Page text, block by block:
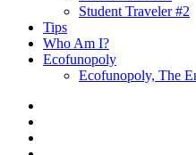
Student Traveler #2
Tips
Who Am I?
Ecofunopoly
Ecofunopoly, The